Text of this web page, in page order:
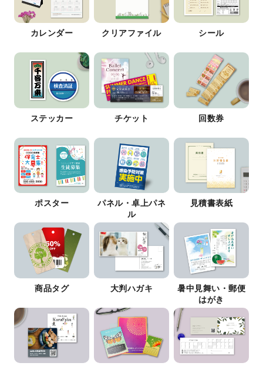
カレンダー クリアファイル シール
ステッカー チケット 回数券
ポスター
パネル・卓上パネ
ル
見積書表紙
商品タグ 大判ハガキ
暑中見舞い・郵便
はがき